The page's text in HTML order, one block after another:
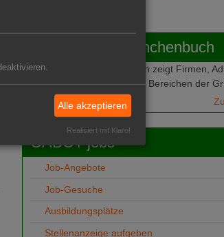
Das GABOT-Branchenbuch
Das GABOT-Branchenbuch zeigt Firmen,
Telefonnummern aus allen Bereichen der
GABOT jobs
Job-Angebote
Job-Gesuche
Ausbildungsplätze
Stellenanzeige aufgeben
Alle akzeptieren
Realisiert mit Klaro!